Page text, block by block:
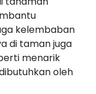
kelembaban
di taman juga
menarik
oleh